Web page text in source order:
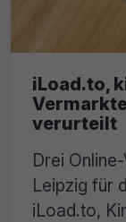
iLoad.to,
verurteilt
Drei
Leipzig für
iLoad.to,